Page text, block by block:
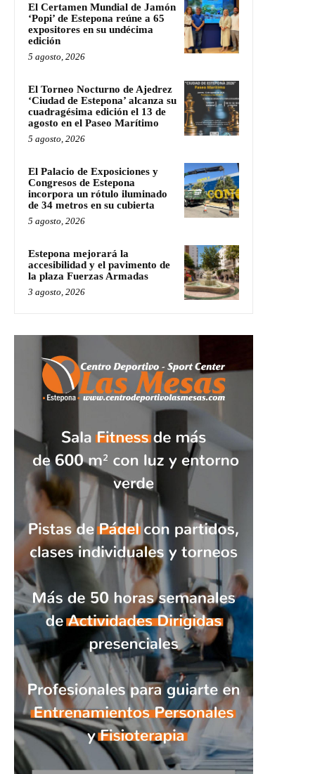
El Certamen Mundial de Jamón
‘Popi’ de Estepona reúne a 65
expositores en su undécima
edición
5 agosto, 2026
El Torneo Nocturno de Ajedrez
‘Ciudad de Estepona’ alcanza su
cuadragésima edición el 13 de
agosto en el Paseo Marítimo
5 agosto, 2026
El Palacio de Exposiciones y
Congresos de Estepona
incorpora un rótulo iluminado
de 34 metros en su cubierta
5 agosto, 2026
Estepona mejorará la
accesibilidad y el pavimento de
la plaza Fuerzas Armadas
3 agosto, 2026